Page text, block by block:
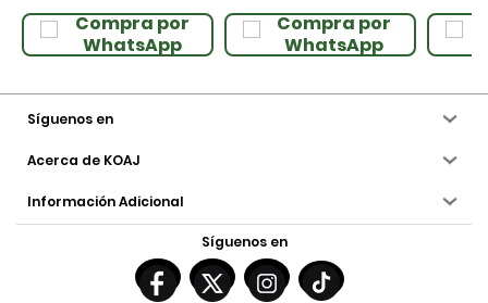
Compra por
WhatsApp
Compra por
WhatsApp
Síguenos en
Acerca de KOAJ
Información Adicional
Síguenos en